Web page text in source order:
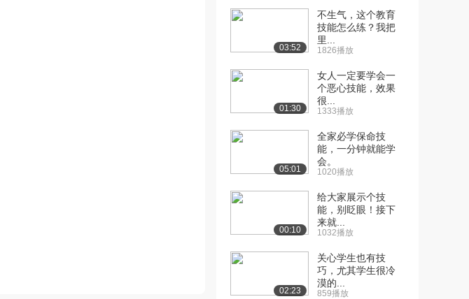
[10] 【新】011第一章 教
6927播放
08:55
[11] 【新】012第一章 教
16:39
[12] 【新】013第一章 教
13:15
[13] 【新】014第二章 教
育目的的内涵...
04:19
育目的的意义...
03:52
不生气，这个教育
技能怎么练？我把
里...
1826播放
01:30
女人一定要学会一
个恶心技能，效果
很...
1333播放
05:01
全家必学保命技
能，一分钟就能学
会。
1020播放
00:10
给大家展示个技
能，别眨眼！接下
来就...
1032播放
02:23
关心学生也有技
巧，尤其学生很冷
漠的...
859播放